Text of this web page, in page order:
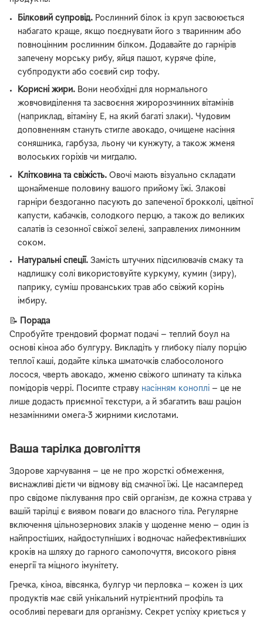
Білковий супровід. Рослинний білок із круп засвоюється
набагато краще, якщо поєднувати його з тваринним або
повноцінним рослинним білком. Додавайте до гарнірів
запечену морську рибу, яйця пашот, куряче філе,
субпродукти або соєвий сир тофу.
Корисні жири. Вони необхідні для нормального
жовчовиділення та засвоєння жиророзчинних вітамінів
(наприклад, вітаміну E, на який багаті злаки). Чудовим
доповненням стануть стигле авокадо, очищене насіння
соняшника, гарбуза, льону чи кунжуту, а також жменя
волоських горіхів чи мигдалю.
Клітковина та свіжість. Овочі мають візуально складати
щонайменше половину вашого прийому їжі. Злакові
гарніри бездоганно пасують до запеченої брокколі, цвітної
капусти, кабачків, солодкого перцю, а також до великих
салатів із сезонної свіжої зелені, заправлених лимонним
соком.
Натуральні спеції. Замість штучних підсилювачів смаку та
надлишку солі використовуйте куркуму, кумин (зиру),
паприку, суміш прованських трав або свіжий корінь
імбиру.
📝
Порада
Спробуйте трендовий формат подачі — теплий боул на
основі кіноа або булгуру. Викладіть у глибоку піалу порцію
теплої каші, додайте кілька шматочків слабосолоного
лосося, чверть авокадо, жменю свіжого шпинату та кілька
помідорів черрі. Посипте страву насінням коноплі
— це не
лише додасть приємної текстури, а й збагатить ваш раціон
незамінними омега-3 жирними кислотами.
Ваша тарілка довголіття
Здорове харчування — це не про жорсткі обмеження,
виснажливі дієти чи відмову від смачної їжі. Це насамперед
про свідоме піклування про свій організм, де кожна страва у
вашій тарілці є виявом поваги до власного тіла. Регулярне
включення цільнозернових злаків у щоденне меню — один із
найпростіших, найдоступніших і водночас найефективніших
кроків на шляху до гарного самопочуття, високого рівня
енергії та міцного імунітету.
Гречка, кіноа, вівсянка, булгур чи перловка — кожен із цих
продуктів має свій унікальний нутрієнтний профіль та
особливі переваги для організму. Секрет успіху криється у